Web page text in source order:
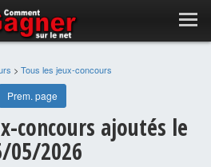
> Tous les jeux-concours
Prem. page
concours ajoutés le
05/2026